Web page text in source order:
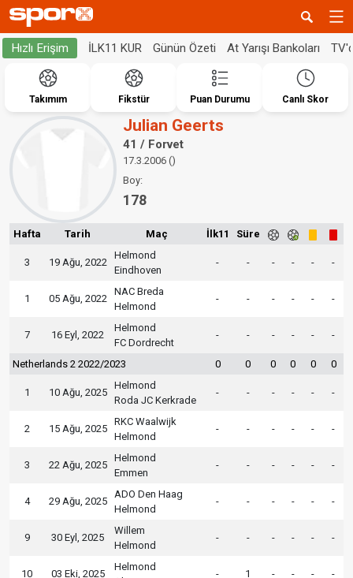
Hızlı Erişim İLK11 KUR Günün Özeti At Yarışı Bankoları
Takımım Fikstür Puan Durumu Canlı Skor
Julian Geerts
41 / Forvet
17.3.2006 ()
Boy:
178
Hafta Tarih Maç İlk11 Süre
3 19 Ağu, 2022
Helmond
Eindhoven
- - - - - -
1 05 Ağu, 2022
NAC Breda
Helmond
- - - - - -
7 16 Eyl, 2022
Helmond
FC Dordrecht
- - - - - -
Netherlands 2 2022/2023 0 0 0 0 0 0
1 10 Ağu, 2025
Helmond
Roda JC Kerkrade
- - - - - -
2 15 Ağu, 2025
RKC Waalwijk
Helmond
- - - - - -
3 22 Ağu, 2025
Helmond
Emmen
- - - - - -
4 29 Ağu, 2025
ADO Den Haag
Helmond
- - - - - -
9 30 Eyl, 2025
Willem
Helmond
- - - - - -
10 03 Eki, 2025
Helmond
- 1 - - - -